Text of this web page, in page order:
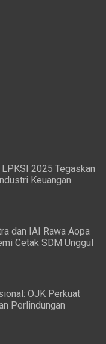
2025 Tegaskan
Keuangan
dan IAI Rawa Aopa
Cetak SDM Unggul
OJK Perkuat
Perlindungan